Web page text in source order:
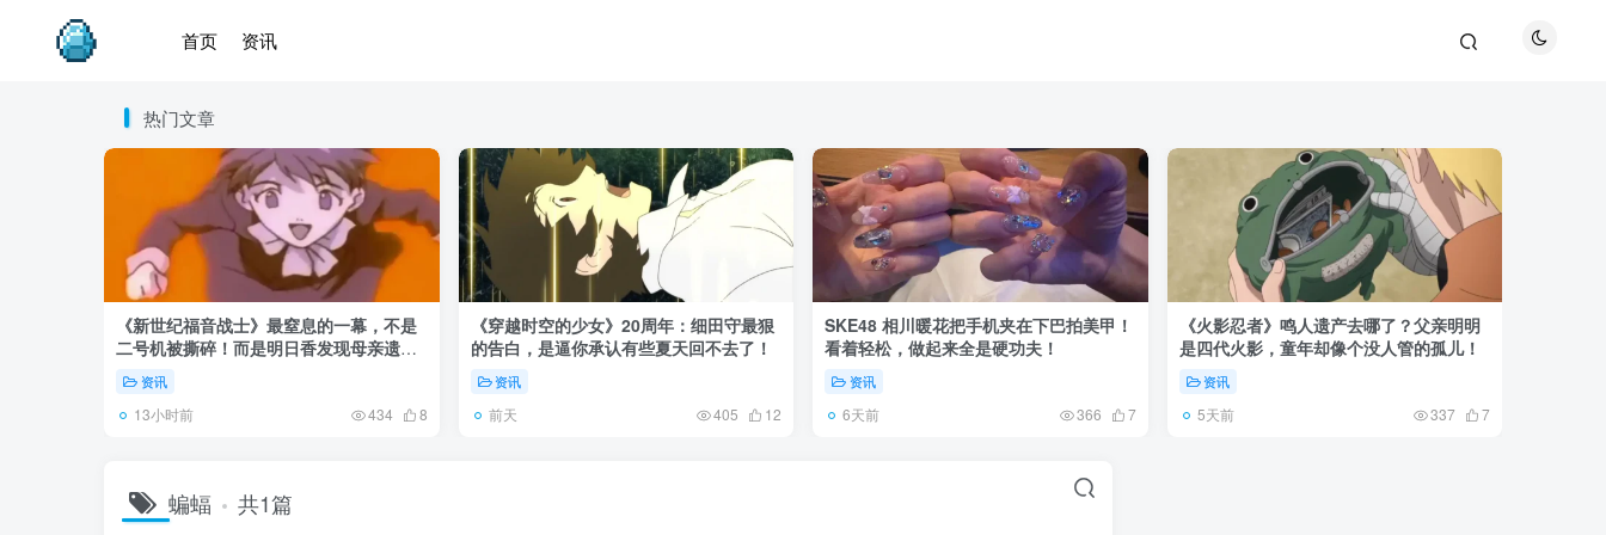
首页 资讯
热门文章
《新世纪福音战士》最窒息的一幕，不是
二号机被撕碎！而是明日香发现母亲遗
体！资讯
13小时前 434 8
《穿越时空的少女》20周年：细田守最狠
的告白，是逼你承认有些夏天回不去了！
资讯
前天 405 12
SKE48 相川暖花把手机夹在下巴拍美甲！
看着轻松，做起来全是硬功夫！
资讯
6天前 366 7
《火影忍者》鸣人遗产去哪了？父亲明明
是四代火影，童年却像个没人管的孤儿！
资讯
5天前 337 7
蝙蝠 共1篇